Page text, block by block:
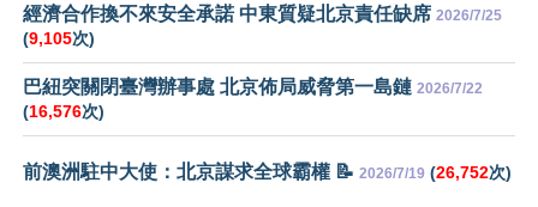
經濟合作換不來安全承諾 中東質疑北京責任缺席 2026/7/25
(9,105次)
巴紐突關閉臺灣辦事處 北京佈局威脅第一島鏈 2026/7/22
(16,576次)
前澳洲駐中大使：北京謀求全球霸權 📝 2026/7/19 (26,752次)